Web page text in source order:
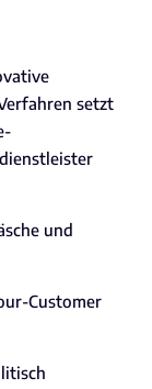
setzt
und
Customer